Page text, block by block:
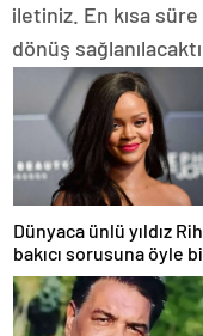
iletiniz. En kısa
dönüş
Dünyaca ünlü yıldız
bakıcı sorusuna öyle
verdi ki! “35 yıl